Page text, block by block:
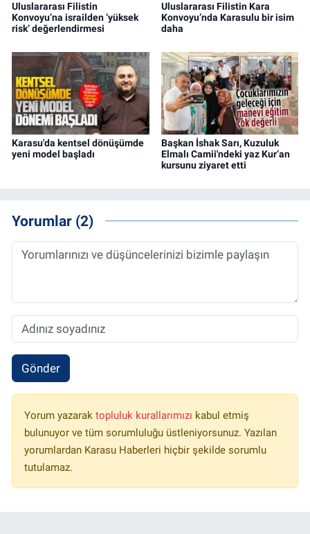
Uluslararası Filistin
Konvoyu’na israilden ‘yüksek
risk’ değerlendirmesi
Uluslararası Filistin Kara
Konvoyu’nda Karasulu bir isim
daha
Karasu'da kentsel dönüşümde
yeni model başladı
Başkan İshak Sarı, Kuzuluk
Elmalı Camii'ndeki yaz Kur’an
kursunu ziyaret etti
Yorumlar (2)
Gönder
Yorum yazarak topluluk kurallarımızı kabul etmiş
bulunuyor ve tüm sorumluluğu üstleniyorsunuz. Yazılan
yorumlardan Karasu Haberleri hiçbir şekilde sorumlu
tutulamaz.